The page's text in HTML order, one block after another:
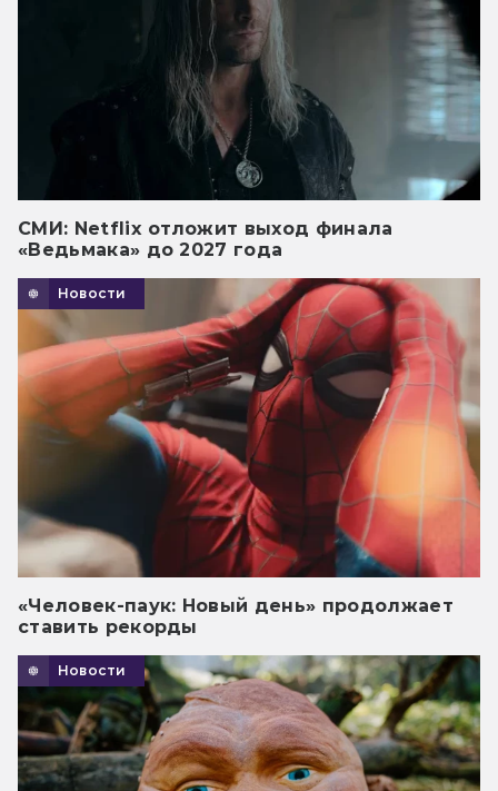
СМИ: Netflix отложит выход финала
«Ведьмака» до 2027 года
Новости
«Человек-паук: Новый день» продолжает
ставить рекорды
Новости